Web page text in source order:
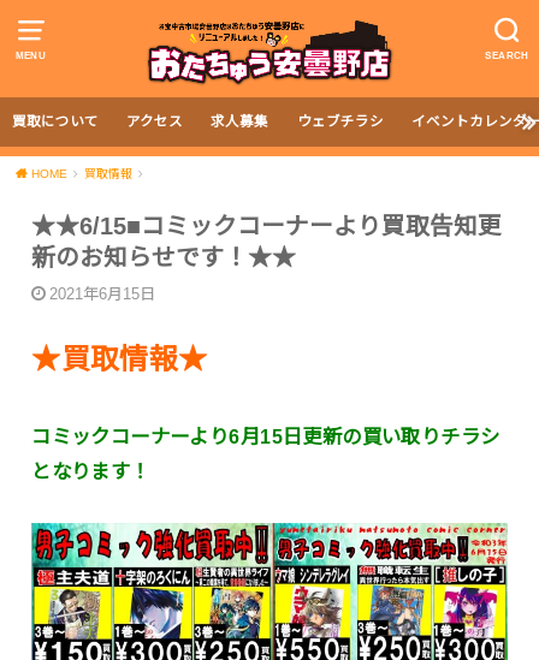
MENU SEARCH
買取について アクセス 求人募集 ウェブチラシ イベントカレンダ
HOME 買取情報
★★6/15■コミックコーナーより買取告知更
新のお知らせです！★★
2021年6月15日
★買取情報★
コミックコーナーより6月15日更新の買い取りチラシ
となります！